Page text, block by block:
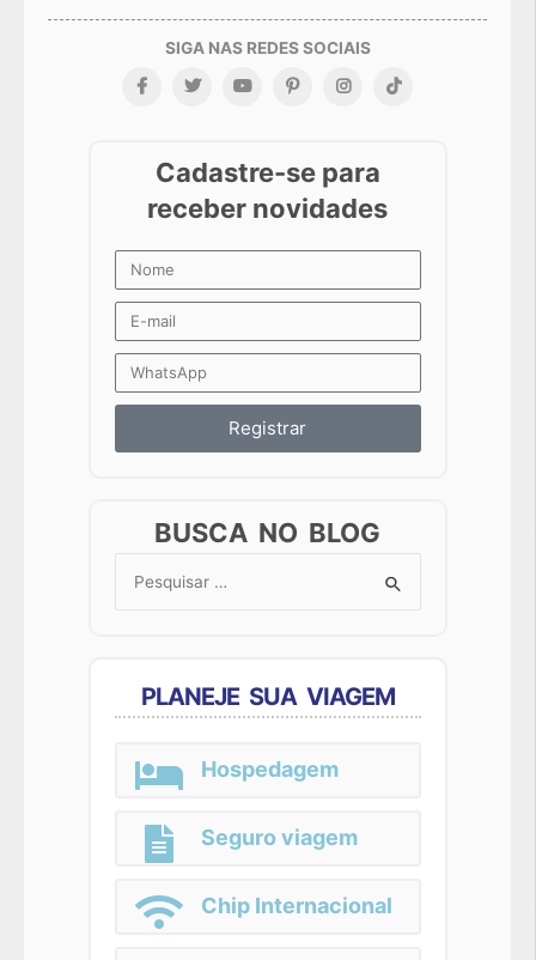
Registrar
BUSCA NO BLOG
Search
PLANEJE SUA VIAGEM
Hospedagem
Seguro viagem
Chip Internacional